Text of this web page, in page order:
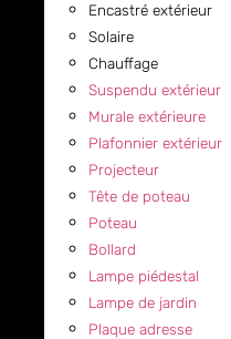
Encastré extérieur
Solaire
Chauffage
Suspendu extérieur
Murale extérieure
Plafonnier extérieur
Projecteur
Tête de poteau
Poteau
Bollard
Lampe piédestal
Lampe de jardin
Plaque adresse